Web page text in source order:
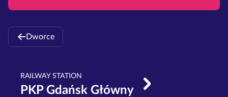
Dworce
RAILWAY STATION
PKP Gdańsk Główny